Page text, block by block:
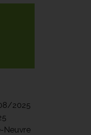
2025
Neuvre